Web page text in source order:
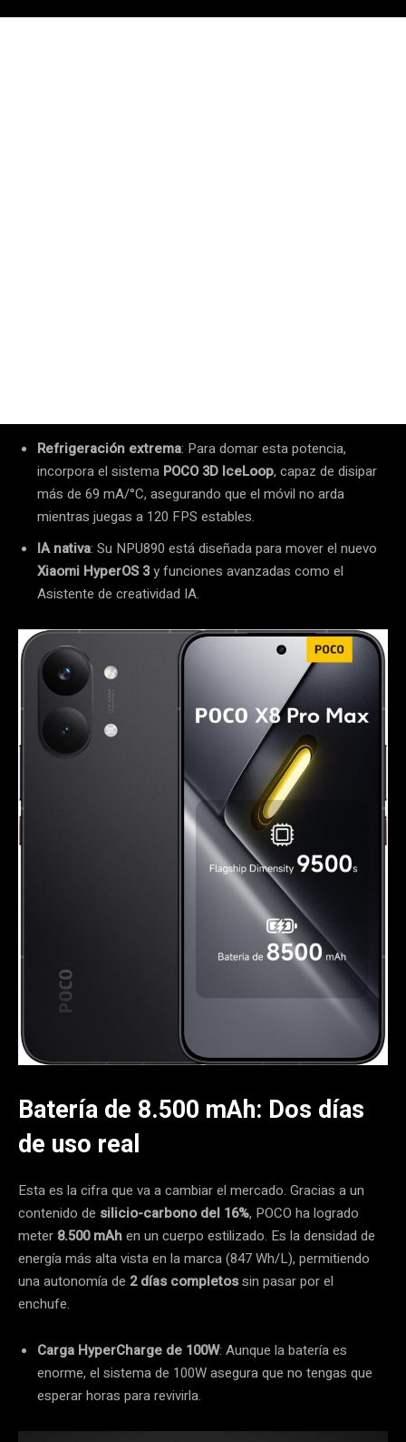
Refrigeración extrema: Para domar esta potencia,
incorpora el sistema POCO 3D IceLoop, capaz de disipar
más de 69 mA/°C, asegurando que el móvil no arda
mientras juegas a 120 FPS estables.
IA nativa: Su NPU890 está diseñada para mover el nuevo
Xiaomi HyperOS 3y funciones avanzadas como el
Asistente de creatividad IA.
Batería de 8.500 mAh: Dos días
de uso real
Esta es la cifra que va a cambiar el mercado. Gracias a un
contenido de silicio-carbono del 16%, POCO ha logrado
meter 8.500 mAhen un cuerpo estilizado. Es la densidad de
energía más alta vista en la marca (847 Wh/L), permitiendo
una autonomía de 2 días completossin pasar por el
enchufe.
Carga HyperCharge de 100W: Aunque la batería es
enorme, el sistema de 100W asegura que no tengas que
esperar horas para revivirla.